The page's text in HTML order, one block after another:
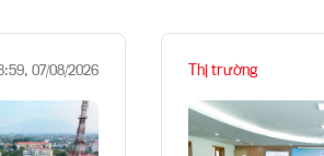
07/08/2026 Thị trường